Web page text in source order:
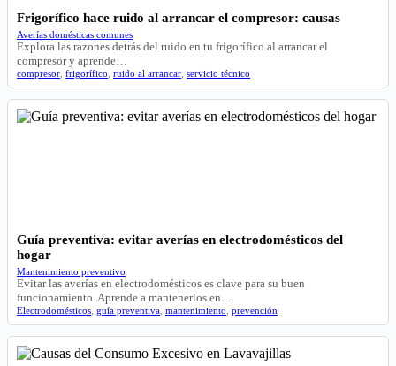
Frigorífico hace ruido al arrancar el compresor: causas
Averías domésticas comunes
Explora las razones detrás del ruido en tu frigorífico al arrancar el
compresor y aprende…
compresor frigorífico ruido al arrancar servicio técnico
Guía preventiva: evitar averías en electrodomésticos del
hogar
Mantenimiento preventivo
Evitar las averías en electrodomésticos es clave para su buen
funcionamiento. Aprende a mantenerlos en…
Electrodomésticos guía preventiva mantenimiento prevención